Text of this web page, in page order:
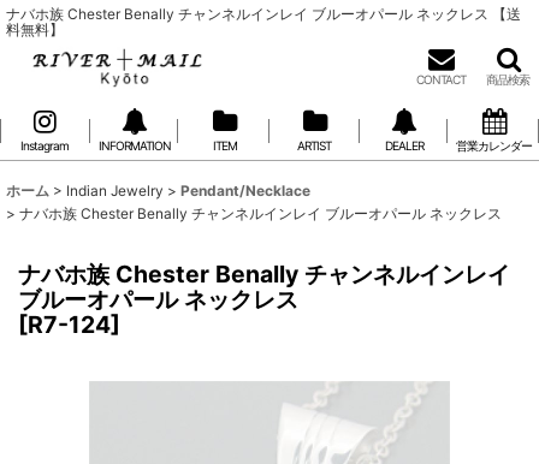
ナバホ族 Chester Benally チャンネルインレイ ブルーオパール ネックレス 【送
料無料】
CONTACT 商品検索
Instagram INFORMATION ITEM ARTIST DEALER 営業カレンダー
ホーム > Indian Jewelry > Pendant/Necklace
> ナバホ族 Chester Benally チャンネルインレイ ブルーオパール ネックレス
ナバホ族 Chester Benally チャンネルインレイ
ブルーオパール ネックレス
[R7-124]